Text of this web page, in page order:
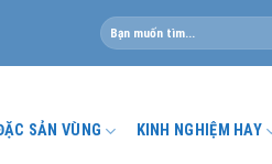
Tìm
kiếm:
SẢN VÙNG KINH NGHIỆM HAY